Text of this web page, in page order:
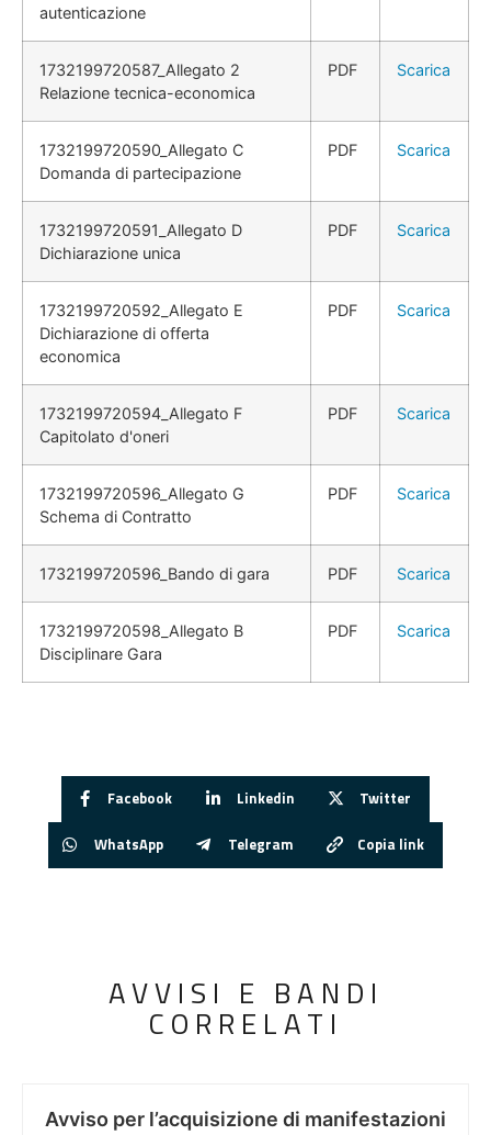
autenticazione
1732199720587_Allegato 2
Relazione tecnica-economica
PDF Scarica
1732199720590_Allegato C
Domanda di partecipazione
PDF Scarica
1732199720591_Allegato D
Dichiarazione unica
PDF Scarica
1732199720592_Allegato E
Dichiarazione di offerta
economica
PDF Scarica
1732199720594_Allegato F
Capitolato d'oneri
PDF Scarica
1732199720596_Allegato G
Schema di Contratto
PDF Scarica
1732199720596_Bando di gara PDF Scarica
1732199720598_Allegato B
Disciplinare Gara
PDF Scarica
Facebook Linkedin Twitter
WhatsApp Telegram Copia link
AVVISI E BANDI
CORRELATI
Avviso per l’acquisizione di manifestazioni